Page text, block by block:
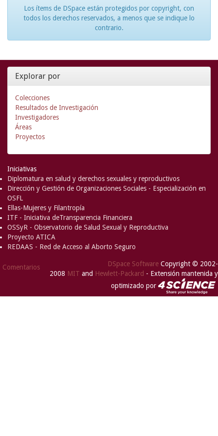
Los ítems de DSpace están protegidos por copyright, con
todos los derechos reservados, a menos que se indique lo
contrario.
Explorar por
Colecciones
Resultados de Investigación
Investigadores
Áreas
Proyectos
Iniciativas
Diplomatura en salud y derechos sexuales y reproductivos
Dirección y Gestión de Organizaciones Sociales - Especialización en
OSFL
Ellas-Mujeres y Filantropía
ITF - Iniciativa deTransparencia Financiera
OSSyR - Observatorio de Salud Sexual y Reproductiva
Proyecto ATICA
REDAAS - Red de Acceso al Aborto Seguro
Comentarios DSpace Software Copyright © 2002-
2008 MIT and Hewlett-Packard - Extensión mantenida y
optimizado por